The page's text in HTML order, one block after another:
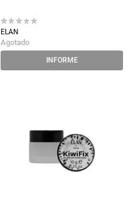
ELAN
Agotado
INFORME